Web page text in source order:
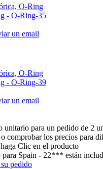
O-Ring
O-Ring
para un pedido de 2
comprobar los precios para
Clic en el producto
Spain - 22*** están
pedido